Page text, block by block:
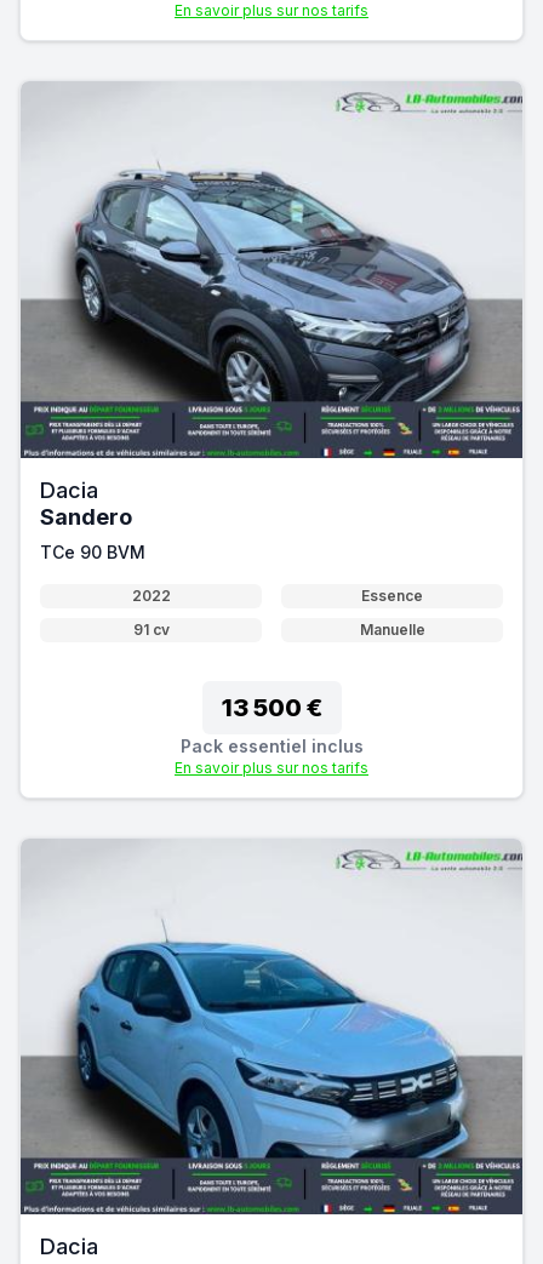
En savoir plus sur nos tarifs
Dacia
Sandero
TCe 90 BVM
2022
Essence
91 cv
Manuelle
13 500 €
Pack essentiel inclus
En savoir plus sur nos tarifs
Dacia